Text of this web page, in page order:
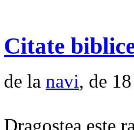
Citate
de la navi, de
Dragostea este